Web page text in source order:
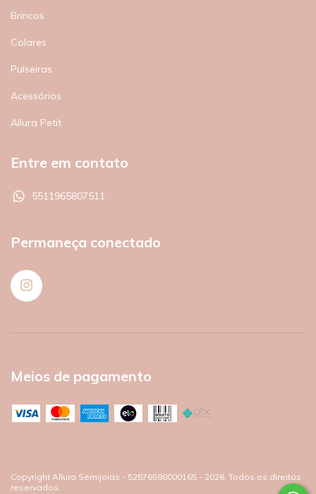
Brincos
Colares
Pulseiras
Acessórios
Allura Petit
Entre em contato
5511965807511
Permaneça conectado
Meios de pagamento
Copyright Allura Semijoias - 52576598000165 - 2026. Todos os direitos
reservados.